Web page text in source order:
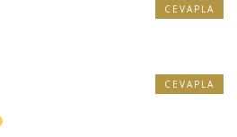
CEVAPLA
CEVAPLA